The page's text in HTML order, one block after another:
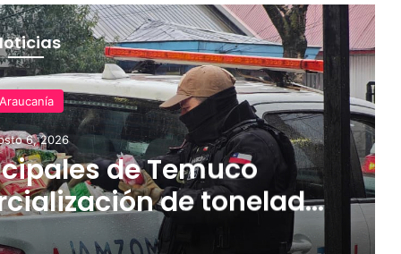
Araucanía
6, 2026
de Temuco
de tonelada
asiática ilegal